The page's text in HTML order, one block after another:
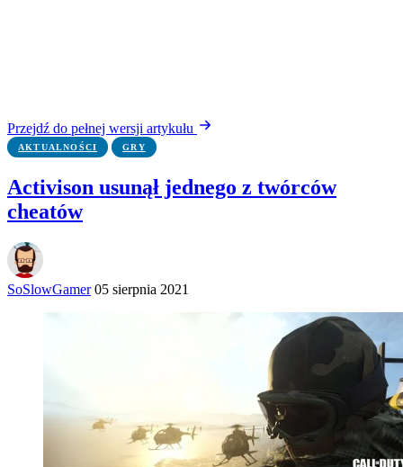
Przejdź do pełnej wersji artykułu
AKTUALNOŚCI GRY
Activison usunął jednego z twórców
cheatów
SoSlowGamer 05 sierpnia 2021